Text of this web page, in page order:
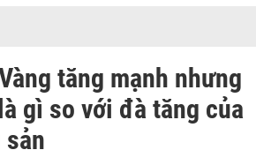
tăng mạnh nhưng
gì so với đà tăng của